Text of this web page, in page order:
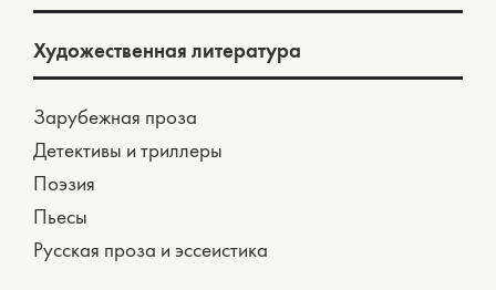
Художественная литература
Зарубежная проза
Детективы и триллеры
Поэзия
Пьесы
Русская проза и эссеистика